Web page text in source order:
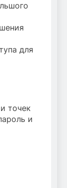
для
точек
и